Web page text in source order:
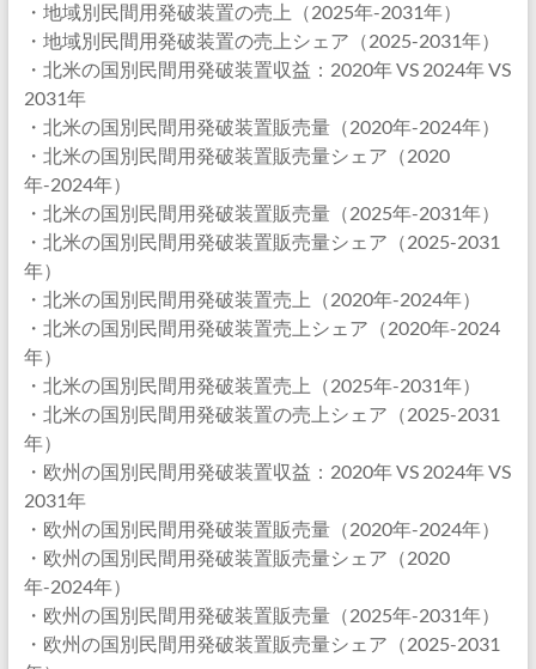
・地域別民間用発破装置の売上（2025年-2031年）
・地域別民間用発破装置の売上シェア（2025-2031年）
・北米の国別民間用発破装置収益：2020年 VS 2024年 VS
2031年
・北米の国別民間用発破装置販売量（2020年-2024年）
・北米の国別民間用発破装置販売量シェア（2020
年-2024年）
・北米の国別民間用発破装置販売量（2025年-2031年）
・北米の国別民間用発破装置販売量シェア（2025-2031
年）
・北米の国別民間用発破装置売上（2020年-2024年）
・北米の国別民間用発破装置売上シェア（2020年-2024
年）
・北米の国別民間用発破装置売上（2025年-2031年）
・北米の国別民間用発破装置の売上シェア（2025-2031
年）
・欧州の国別民間用発破装置収益：2020年 VS 2024年 VS
2031年
・欧州の国別民間用発破装置販売量（2020年-2024年）
・欧州の国別民間用発破装置販売量シェア（2020
年-2024年）
・欧州の国別民間用発破装置販売量（2025年-2031年）
・欧州の国別民間用発破装置販売量シェア（2025-2031